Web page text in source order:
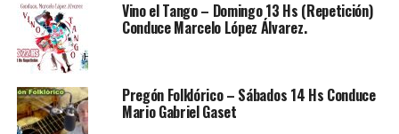
Vino el Tango – Domingo 13 Hs (Repetición)
Conduce Marcelo López Álvarez.
Pregón Folklórico – Sábados 14 Hs Conduce
Mario Gabriel Gaset